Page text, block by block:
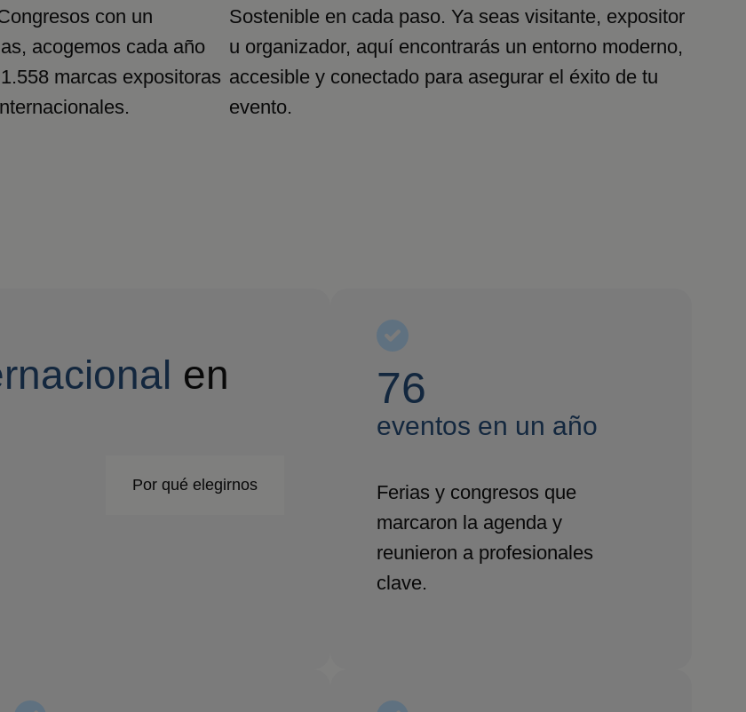
con un
acogemos cada año
marcas expositoras
Sostenible en cada paso. Ya seas visitante, expositor
u organizador, aquí encontrarás un entorno moderno,
accesible y conectado para asegurar el éxito de tu
evento.
en
Por qué elegirnos
76
eventos en un año
Ferias y congresos que
marcaron la agenda y
reunieron a profesionales
clave.